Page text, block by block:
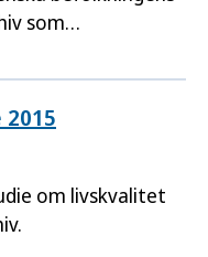
som
om livskvalitet